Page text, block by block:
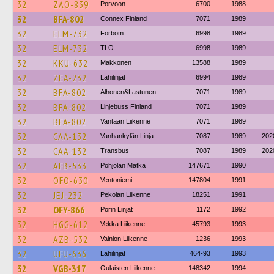
32 ZAO-839 Porvoon 6700 1988
32 BFA-802 Connex Finland 7071 1989
32 ELM-732 Förbom 6998 1989
32 ELM-732 TLO 6998 1989
32 KKU-632 Makkonen 13588 1989
32 ZEA-232 Lähilinjat 6994 1989
32 BFA-802 Alhonen&Lastunen 7071 1989
32 BFA-802 Linjebuss Finland 7071 1989
32 BFA-802 Vantaan Liikenne 7071 1989
32 CAA-132 Vanhankylän Linja 7087 1989
32 CAA-132 Transbus 7087 1989
32 AFB-533 Pohjolan Matka 147671 1990
32 OFO-630 Ventoniemi 147804 1991
32 JEJ-232 Pekolan Liikenne 18251 1991
32 OFY-866 Porin Linjat 1172 1992
32 HGG-612 Vekka Liikenne 45793 1993
32 AZB-532 Vainion Liikenne 1236 1993
32 UFU-636 Lähilinjat 464-93 1993
32 VGB-317 Oulaisten Liikenne 148342 1994